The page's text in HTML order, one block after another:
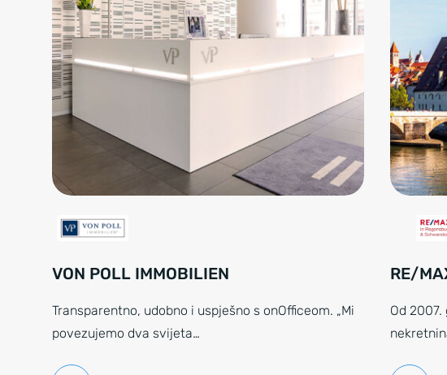
VON POLL IMMOBILIEN
Transparentno, udobno i uspješno s onOfficeom. „Mi
povezujemo dva svijeta…
RE/
Od